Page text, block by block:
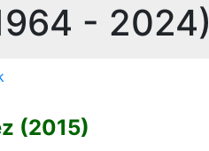
- 2024)
(2015)